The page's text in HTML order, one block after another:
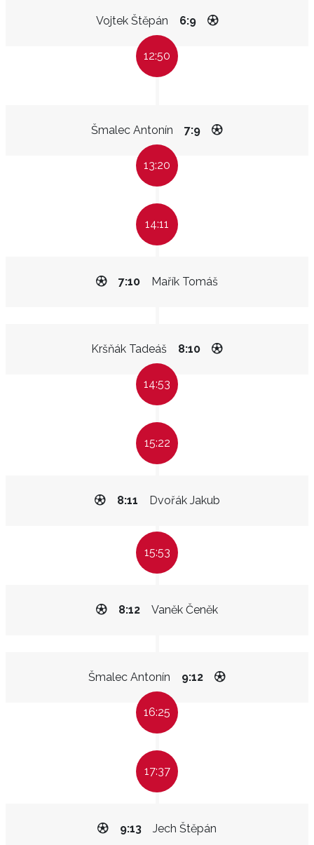
Vojtek Štěpán 6:9
12:50
Šmalec Antonín 7:9
13:20
14:11
Mařík Tomáš
7:10
Kršňák Tadeáš 8:10
14:53
15:22
Dvořák Jakub
8:11
15:53
Vaněk Čeněk
8:12
Šmalec Antonín 9:12
16:25
17:37
Jech Štěpán
9:13